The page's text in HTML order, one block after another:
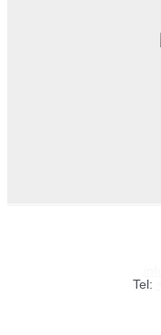
Tel: